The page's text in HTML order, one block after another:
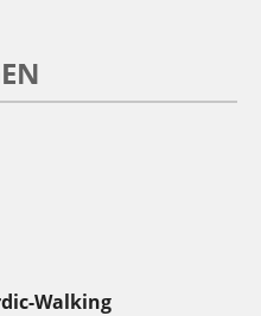
Walking